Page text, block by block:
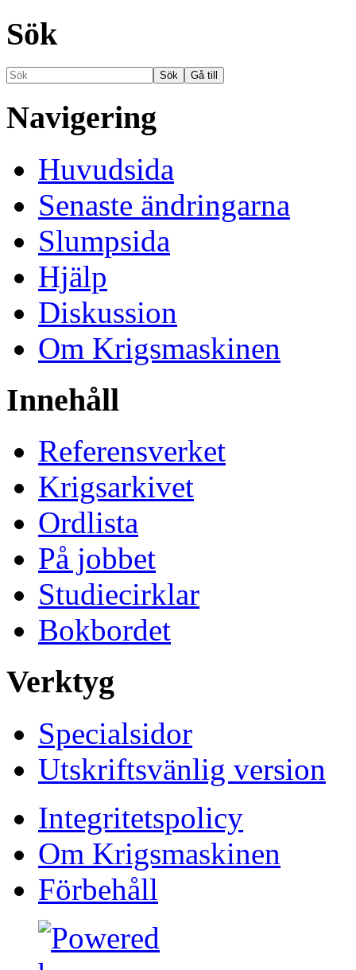
Sök
Navigering
Huvudsida
Senaste ändringarna
Slumpsida
Hjälp
Diskussion
Om Krigsmaskinen
Innehåll
Referensverket
Krigsarkivet
Ordlista
På jobbet
Studiecirklar
Bokbordet
Verktyg
Specialsidor
Utskriftsvänlig version
Integritetspolicy
Om Krigsmaskinen
Förbehåll